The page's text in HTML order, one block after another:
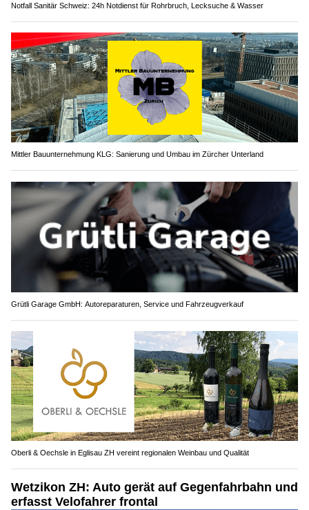
Notfall Sanitär Schweiz: 24h Notdienst für Rohrbruch, Lecksuche & Wasser
Mittler Bauunternehmung KLG: Sanierung und Umbau im Zürcher Unterland
Grütli Garage GmbH: Autoreparaturen, Service und Fahrzeugverkauf
Oberli & Oechsle in Eglisau ZH vereint regionalen Weinbau und Qualität
Wetzikon ZH: Auto gerät auf Gegenfahrbahn und
erfasst Velofahrer frontal